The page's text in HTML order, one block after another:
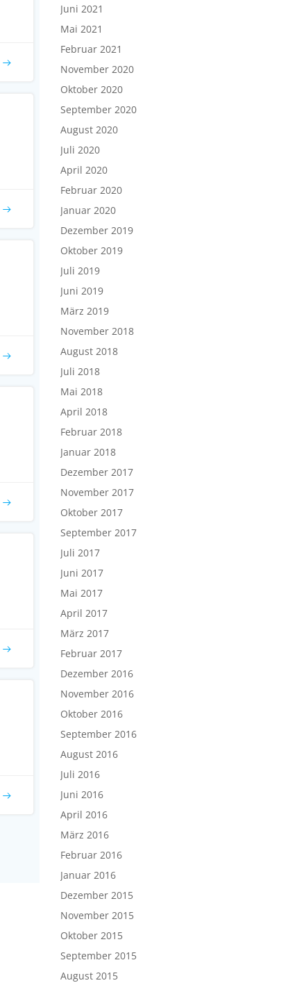
Juni 2021
Mai 2021
Februar 2021
November 2020
Oktober 2020
September 2020
August 2020
Juli 2020
April 2020
Februar 2020
Januar 2020
Dezember 2019
Oktober 2019
Juli 2019
Juni 2019
März 2019
November 2018
August 2018
Juli 2018
Mai 2018
April 2018
Februar 2018
Januar 2018
Dezember 2017
November 2017
Oktober 2017
September 2017
Juli 2017
Juni 2017
Mai 2017
April 2017
März 2017
Februar 2017
Dezember 2016
November 2016
Oktober 2016
September 2016
August 2016
Juli 2016
Juni 2016
April 2016
März 2016
Februar 2016
Januar 2016
Dezember 2015
November 2015
Oktober 2015
September 2015
August 2015